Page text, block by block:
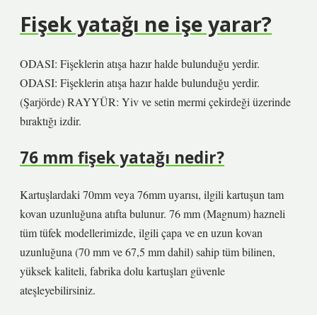
Fişek yatağı ne işe yarar?
ODASI: Fişeklerin atışa hazır halde bulunduğu yerdir.
ODASI: Fişeklerin atışa hazır halde bulunduğu yerdir.
(Şarjörde) RAYYÜR: Yiv ve setin mermi çekirdeği üzerinde
bıraktığı izdir.
76 mm fişek yatağı nedir?
Kartuşlardaki 70mm veya 76mm uyarısı, ilgili kartuşun tam
kovan uzunluğuna atıfta bulunur. 76 mm (Magnum) hazneli
tüm tüfek modellerimizde, ilgili çapa ve en uzun kovan
uzunluğuna (70 mm ve 67,5 mm dahil) sahip tüm bilinen,
yüksek kaliteli, fabrika dolu kartuşları güvenle
ateşleyebilirsiniz.